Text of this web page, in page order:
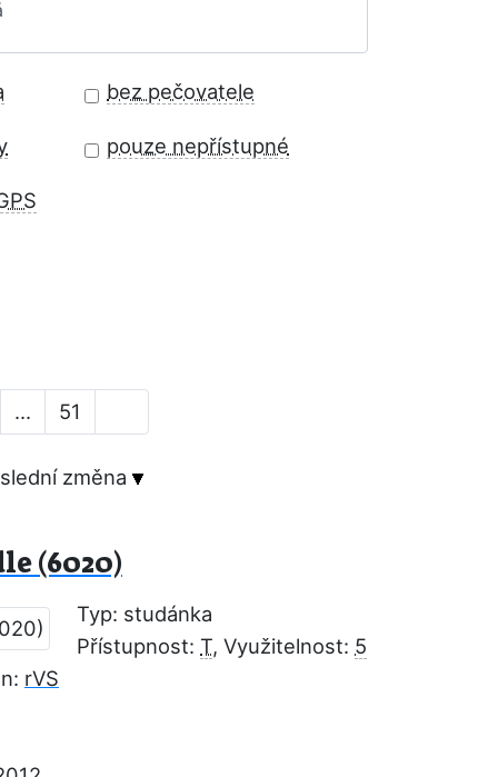
bez pečovatele
pouze nepřístupné
... 51
změna
(6020)
Typ: studánka
Přístupnost: T, Využitelnost: 5
rVS